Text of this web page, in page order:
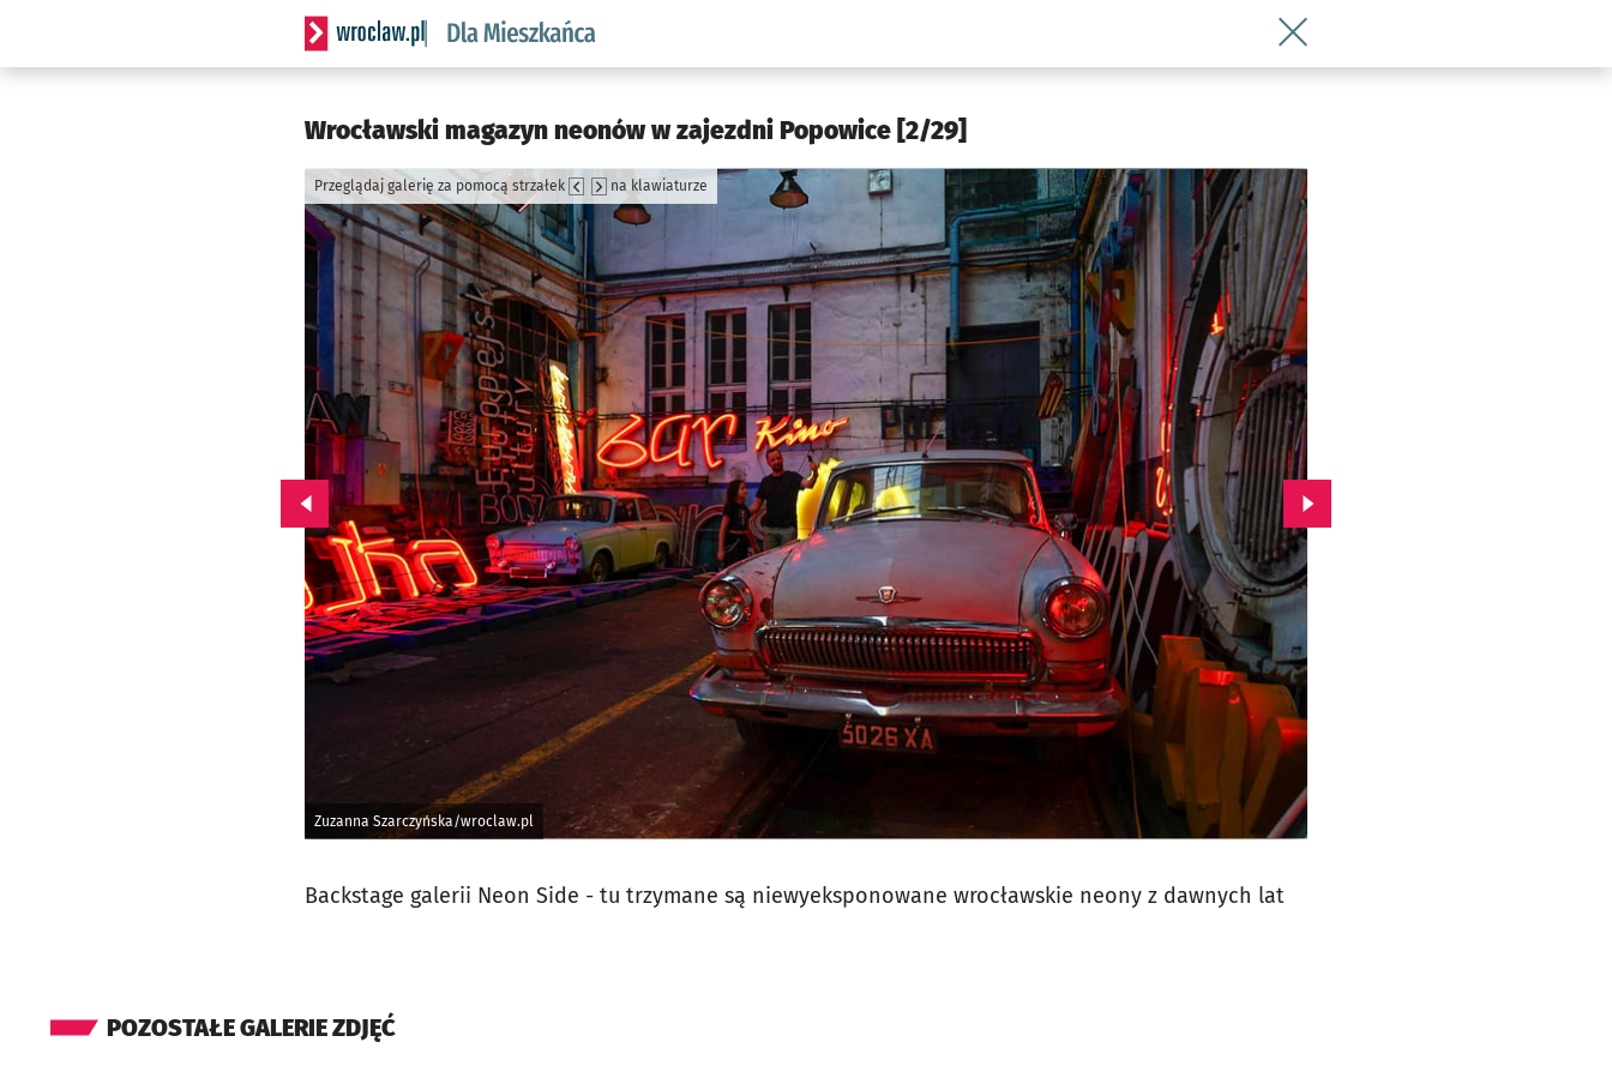
Serwis informacyjny wroclaw.pl podserwis: Dla mieszkańca
Wróć do artykułu Wrocławski
Wrocławski magazyn neonów w zajezdni Popowice [2/29]
Zuzanna Szarczyńska/wroclaw.pl
Przeglądaj galerię za pomocą strzałek na klawiaturze
Przejdź do poprzedniego zdjęcia. Przejdź do kolejnego zdjęcia.
Backstage galerii Neon Side - tu trzymane są niewyeksponowane wrocławskie neony z dawnych lat
POZOSTAŁE GALERIE ZDJĘĆ